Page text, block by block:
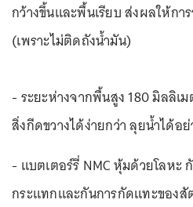
กว้างขึ้นและพื้นเรียบ ส่งผลให้กา
(เพราะไม่ติดถังน้ำมัน)
- ระยะห่างจากพื้นสูง 180 มิลลิเ
สิ่งกีดขวางได้ง่ายกว่า ลุยน้ำได้อ
- แบตเตอร์รี่ NMC หุ้มด้วยโลหะ
กระแทกและกันการกัดแทะของสั